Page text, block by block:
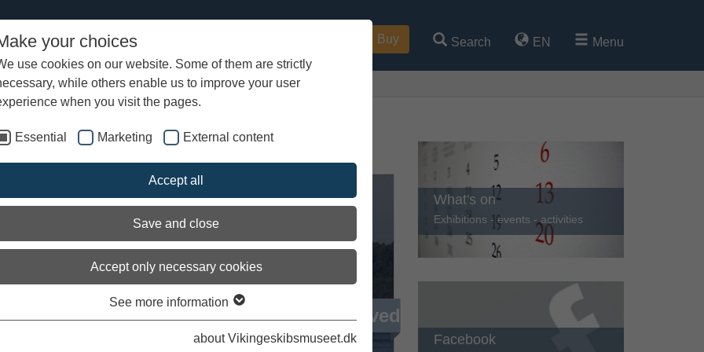
your choices
use cookies on our website. Some of them are strictly
while others enable us to improve your user
when you visit the pages.
Essential Marketing External content
Accept all
Save and close
Accept only necessary cookies
See more information
about Vikingeskibsmuseet.dk
Buy Search EN Menu
of News
Archieved
klar til at gå ombord?
What's on
Exhibitions - events - activities
Facebook